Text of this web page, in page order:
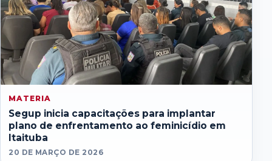
MATERIA
Segup inicia capacitações para implantar
plano de enfrentamento ao feminicídio em
Itaituba
20 DE MARÇO DE 2026